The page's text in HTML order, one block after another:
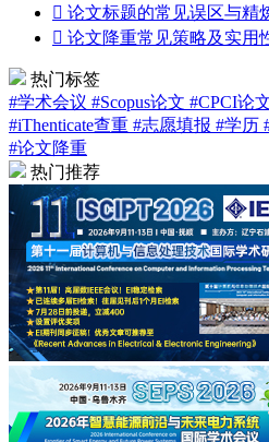
 论文标题的常见误区与精
 论文降重常见策略及实用
热门标签
#学术会议 #Scopus论文 #CPCI论
#iThenticate查重 #志愿填报 #学历
#论文降重
热门推荐